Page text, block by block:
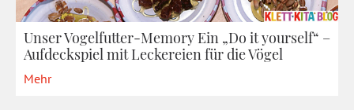
Unser Vogelfutter-Memory Ein „Do it yourself“ –
Aufdeckspiel mit Leckereien für die Vögel
Mehr